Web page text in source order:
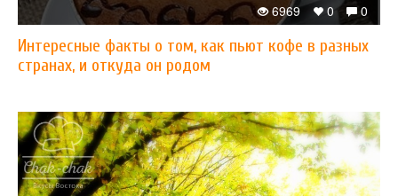
0
0
6969
Интересные факты о том, как пьют кофе в разных
странах, и откуда он родом